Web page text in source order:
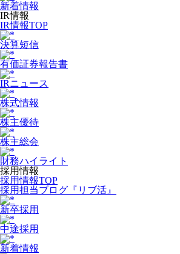
新着情報
IR情報
IR情報TOP
決算短信
有価証券報告書
IRニュース
株式情報
株主優待
株主総会
財務ハイライト
採用情報
採用情報TOP
採用担当ブログ『リブ活』
新卒採用
中途採用
新着情報